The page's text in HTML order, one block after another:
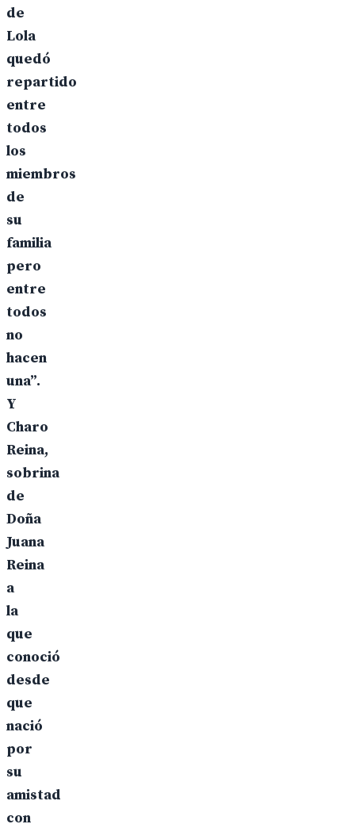
de
Lola
quedó
repartido
entre
todos
los
miembros
de
su
familia
pero
entre
todos
no
hacen
una”.
Y
Charo
Reina,
sobrina
de
Doña
Juana
Reina
a
la
que
conoció
desde
que
nació
por
su
amistad
con